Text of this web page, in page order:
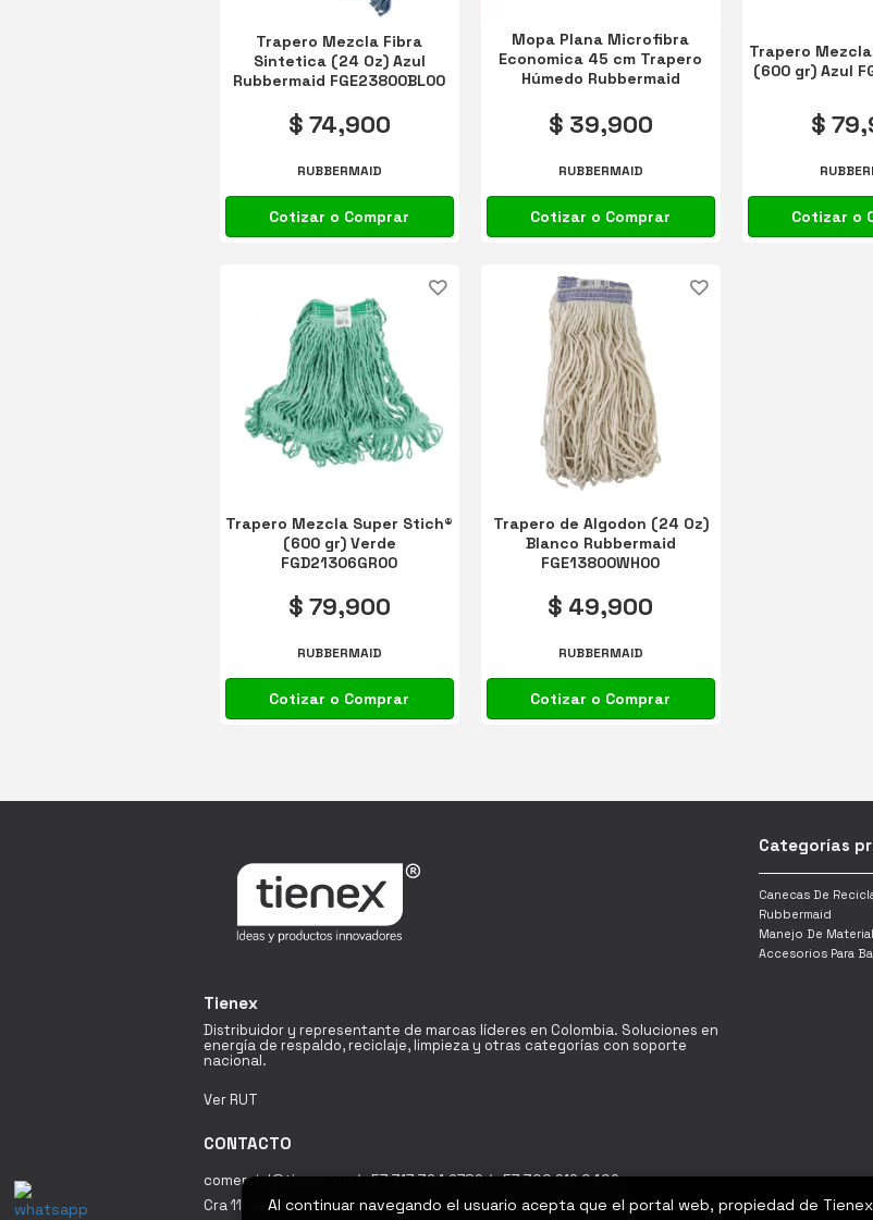
Trapero Mezcla Fibra
Sintetica (24 Oz) Azul
Rubbermaid FGE23800BL00
$ 74,900
RUBBERMAID
Cotizar o Comprar
Mopa Plana Microfibra
Economica 45 cm Trapero
Húmedo Rubbermaid
$ 39,900
RUBBERMAID
Cotizar o Comprar
Trapero
(600 gr) Azul
$
Cotizar o
Trapero Mezcla Super Stich®
(600 gr) Verde
FGD21306GR00
$ 79,900
RUBBERMAID
Cotizar o Comprar
Trapero de Algodon (24 Oz)
Blanco Rubbermaid
FGE13800WH00
$ 49,900
RUBBERMAID
Cotizar o Comprar
Tienex
Distribuidor y representante de marcas líderes en Colombia. Soluciones en
energía de respaldo, reciclaje, limpieza y otras categorías con soporte
nacional.
Ver RUT
CONTACTO
comercial@tienex.co / +57 317 364 2789 / +57 300 912 0402
Cra 116 # 19A - 60 Bodega 18 Fontibón / Bogotá D.C - Colombia
Categorías
Canecas De
Rubbermaid
Manejo De
Accesorios Para
Al continuar navegando el usuario acepta que el portal web, propiedad de